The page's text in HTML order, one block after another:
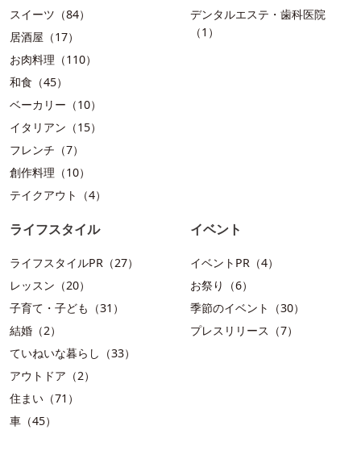
スイーツ（84）
居酒屋（17）
お肉料理（110）
和食（45）
ベーカリー（10）
イタリアン（15）
フレンチ（7）
創作料理（10）
テイクアウト（4）
デンタルエステ・歯科医院
（1）
ライフスタイル
ライフスタイルPR（27）
レッスン（20）
子育て・子ども（31）
結婚（2）
ていねいな暮らし（33）
アウトドア（2）
住まい（71）
車（45）
イベント
イベントPR（4）
お祭り（6）
季節のイベント（30）
プレスリリース（7）